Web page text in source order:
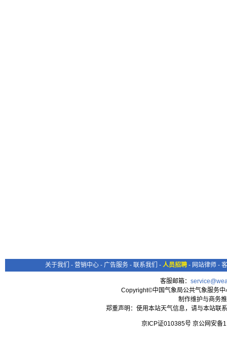
关于我们 - 营销中心 - 广告服务 - 联系我们 - 人员招聘 - 网站律师 -
客服邮箱：
Copyright©中国气象局公共气象服务
制作维护与商务
郑重声明：使用本站天气信息，请与本站联
京ICP证010385号 京公网安备